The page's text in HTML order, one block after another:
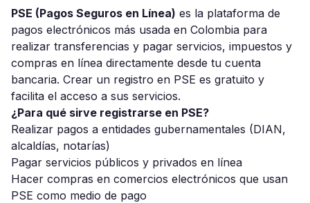
PSE (Pagos Seguros en Línea) es la plataforma de
pagos electrónicos más usada en Colombia para
realizar transferencias y pagar servicios, impuestos y
compras en línea directamente desde tu cuenta
bancaria. Crear un registro en PSE es gratuito y
facilita el acceso a sus servicios.
¿Para qué sirve registrarse en PSE?
Realizar pagos a entidades gubernamentales (DIAN,
alcaldías, notarías)
Pagar servicios públicos y privados en línea
Hacer compras en comercios electrónicos que usan
PSE como medio de pago